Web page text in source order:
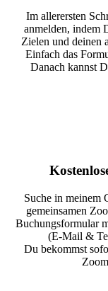
Im allerersten
anmelden, indem
Zielen und deinen
Einfach das
Danach kannst
Suche in meinem
gemeinsamen
Buchungsformular
(E-Mail &
Du bekommst